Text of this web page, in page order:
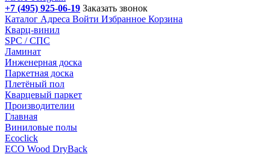
+7 (495) 925-06-19 Заказать звонок
Каталог Адреса Войти Избранное Корзина
Кварц-винил
SPC / СПС
Ламинат
Инженерная доска
Паркетная доска
Плетёный пол
Кварцевый паркет
Производителии
Главная
Виниловые полы
Ecoclick
ECO Wood DryBack